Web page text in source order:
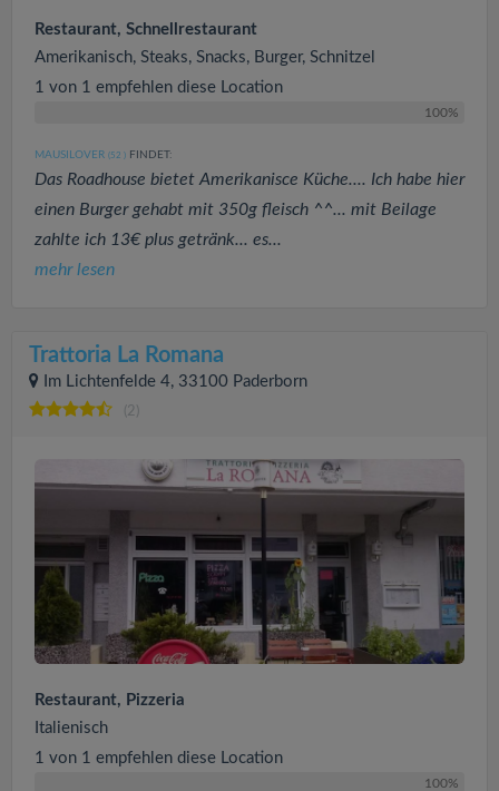
Restaurant, Schnellrestaurant
Amerikanisch, Steaks, Snacks, Burger, Schnitzel
1 von 1 empfehlen diese Location
100%
MAUSILOVER (52 ) FINDET:
Das Roadhouse bietet Amerikanisce Küche.... Ich habe hier
einen Burger gehabt mit 350g fleisch ^^... mit Beilage
zahlte ich 13€ plus getränk... es...
mehr lesen
Trattoria La Romana
Im Lichtenfelde 4, 33100 Paderborn
(2)
Restaurant, Pizzeria
Italienisch
1 von 1 empfehlen diese Location
100%